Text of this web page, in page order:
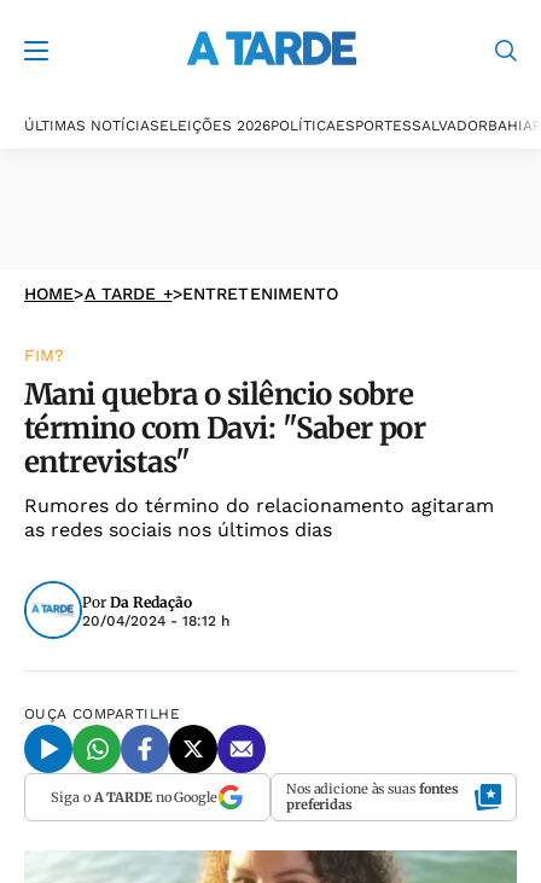
ÚLTIMAS NOTÍCIASELEIÇÕES 2026POLÍTICAESPORTESSALVADORBAHIA
HOME>A TARDE +>ENTRETENIMENTO
FIM?
Mani quebra o silêncio sobre
término com Davi: "Saber por
entrevistas"
Rumores do término do relacionamento agitaram
as redes sociais nos últimos dias
Por Da Redação
20/04/2024 - 18:12 h
OUÇA COMPARTILHE
Siga o A TARDEno Google Nos adicione às suas fontes
preferidas